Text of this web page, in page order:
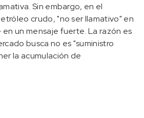
Sin embargo, en el
crudo, "no ser llamativo" en
en un mensaje fuerte. La razón es
busca no es "suministro
la acumulación de